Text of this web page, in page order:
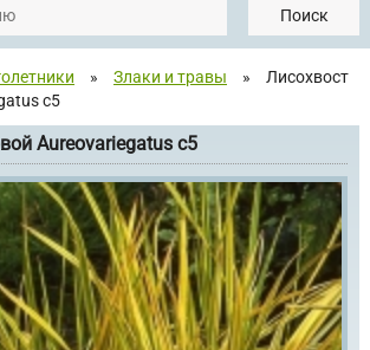
Поиск
» Злаки и травы »
Лисохвост
с5
Aureovariegatus с5